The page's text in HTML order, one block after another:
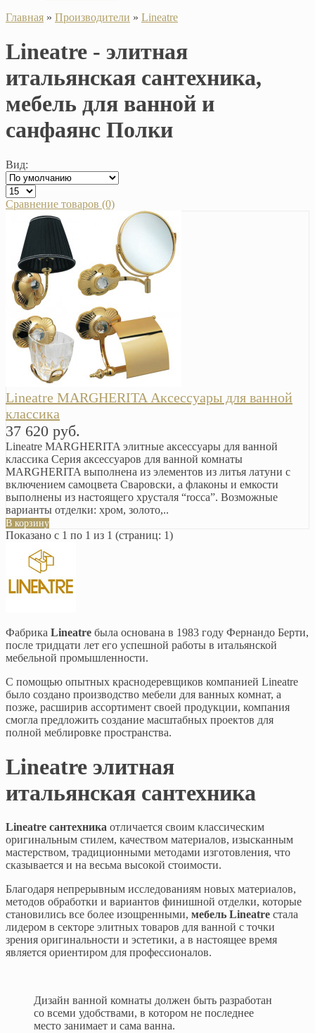
Главная » Производители » Lineatre
Lineatre - элитная
итальянская сантехника,
мебель для ванной и
санфаянс Полки
Вид:
Сравнение товаров (0)
Lineatre MARGHERITA Аксессуары для ванной
классика
37 620 руб.
Lineatre MARGHERITA элитные аксессуары для ванной
классика Серия аксессуаров для ванной комнаты
MARGHERITA выполнена из элементов из литья латуни с
включением самоцвета Сваровски, а флаконы и емкости
выполнены из настоящего хрусталя “rocca”. Возможные
варианты отделки: хром, золото,..
В корзину
Показано с 1 по 1 из 1 (страниц: 1)
Фабрика Lineatre была основана в 1983 году Фернандо Берти,
после тридцати лет его успешной работы в итальянской
мебельной промышленности.
С помощью опытных краснодеревщиков компанией Lineatre
было создано производство мебели для ванных комнат, а
позже, расширив ассортимент своей продукции, компания
смогла предложить создание масштабных проектов для
полной меблировке пространства.
Lineatre элитная
итальянская сантехника
Lineatre сантехника отличается своим классическим
оригинальным стилем, качеством материалов, изысканным
мастерством, традиционными методами изготовления, что
сказывается и на весьма высокой стоимости.
Благодаря непрерывным исследованиям новых материалов,
методов обработки и вариантов финишной отделки, которые
становились все более изощренными, мебель Lineatre стала
лидером в секторе элитных товаров для ванной с точки
зрения оригинальности и эстетики, а в настоящее время
является ориентиром для профессионалов.
Дизайн ванной комнаты должен быть разработан
со всеми удобствами, в котором не последнее
место занимает и сама ванна.